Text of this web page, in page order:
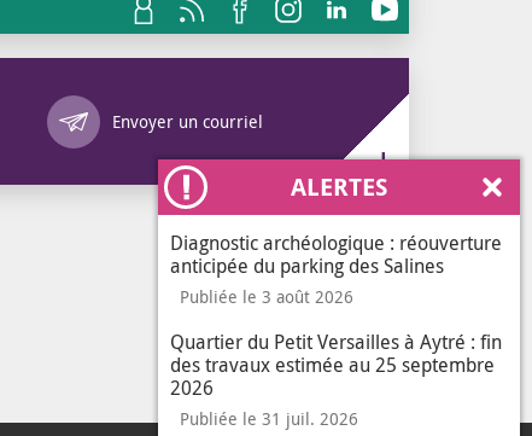
ALERTES
Diagnostic archéologique : réouverture
anticipée du parking des Salines
Publiée le 3 août 2026
Quartier du Petit Versailles à Aytré : fin
des travaux estimée au 25 septembre
2026
Publiée le 31 juil. 2026
Envoyer un courriel
Annuaire des services